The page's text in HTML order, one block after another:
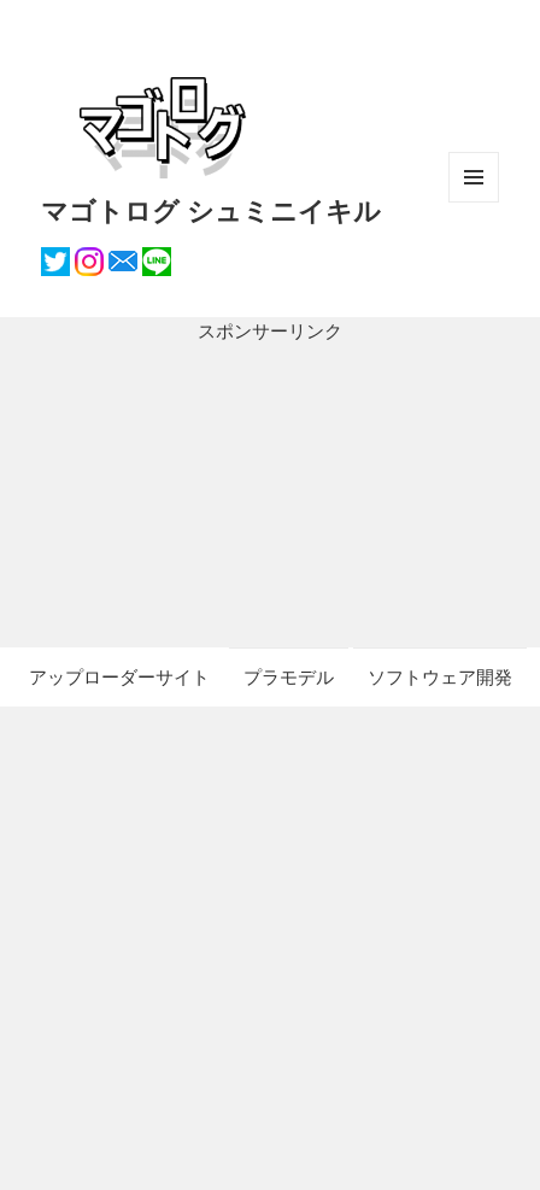
マゴトログ シュミニイキル
スポンサーリンク
アップローダーサイト プラモデル ソフトウェア開発